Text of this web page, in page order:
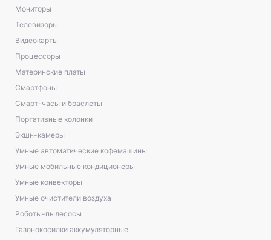
Мониторы
Телевизоры
Видеокарты
Процессоры
Материнские платы
Смартфоны
Смарт-часы и браслеты
Портативные колонки
Экшн-камеры
Умные автоматические кофемашины
Умные мобильные кондиционеры
Умные конвекторы
Умные очистители воздуха
Роботы-пылесосы
Газонокосилки аккумуляторные